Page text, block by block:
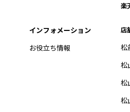
楽
インフォメーション
お役立ち情報
店
松
松
松
松